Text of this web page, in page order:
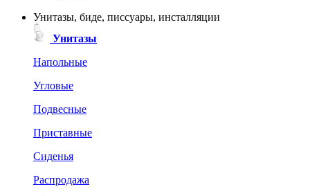
Унитазы, биде, писсуары, инсталляции
Унитазы
Напольные
Угловые
Подвесные
Приставные
Сиденья
Распродажа